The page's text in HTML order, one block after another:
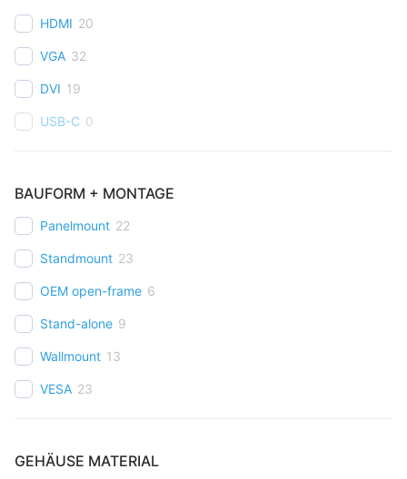
HDMI 20
VGA 32
DVI 19
USB-C 0
BAUFORM + MONTAGE
Panelmount 22
Standmount 23
OEM open-frame 6
Stand-alone 9
Wallmount 13
VESA 23
GEHÄUSE MATERIAL